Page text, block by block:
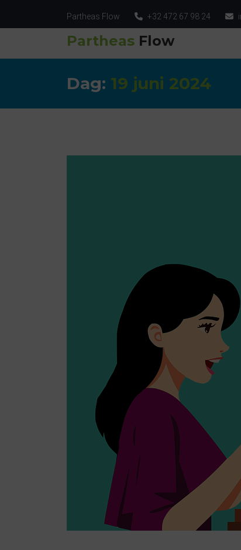
Partheas Flow +32 472 67 98 24
Partheas Flow
Dag: 19 juni 2024